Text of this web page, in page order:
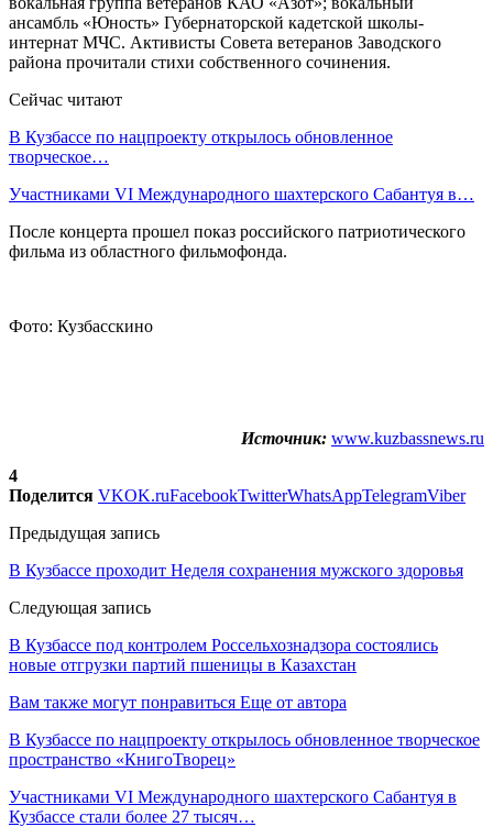
ансамбль «Юность» Губернаторской кадетской школы-
интернат МЧС. Активисты Совета ветеранов Заводского
района прочитали стихи собственного сочинения.
Сейчас читают
В Кузбассе по нацпроекту открылось обновленное
творческое…
Участниками VI Международного шахтерского Сабантуя в…
После концерта прошел показ российского патриотического
фильма из областного фильмофонда.
Фото: Кузбасскино
Источник: www.kuzbassnews.ru
4
Поделится VKOK.ruFacebookTwitterWhatsAppTelegramViber
Предыдущая запись
В Кузбассе проходит Неделя сохранения мужского здоровья
Следующая запись
В Кузбассе под контролем Россельхознадзора состоялись
новые отгрузки партий пшеницы в Казахстан
Вам также могут понравиться Еще от автора
В Кузбассе по нацпроекту открылось обновленное творческое
пространство «КнигоТворец»
Участниками VI Международного шахтерского Сабантуя в
Кузбассе стали более 27 тысяч…